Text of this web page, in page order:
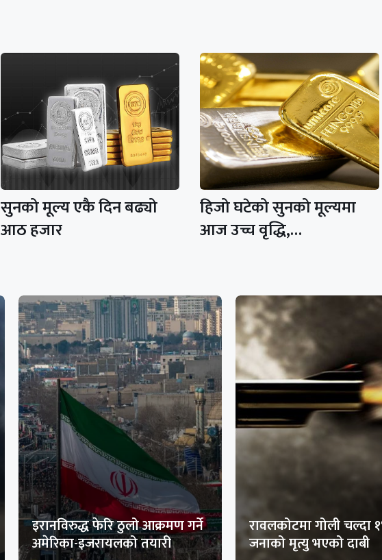
सुनको मूल्य एकै दिन बढ्यो
आठ हजार
हिजो घटेको सुनको मूल्यमा
आज उच्च वृद्धि,…
इरानविरुद्ध फेरि ठुलो आक्रमण गर्ने
अमेरिका-इजरायलको तयारी
रावलकोटमा गोली चल्दा
जनाको मृत्यु भएको दाबी